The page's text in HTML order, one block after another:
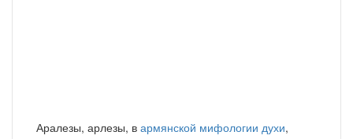
Аралезы, арлезы, в армянской мифологии духи,